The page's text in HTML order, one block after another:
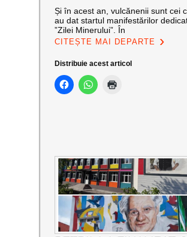
Și în acest an, vulcănenii sunt cei
au dat startul manifestărilor
”Zilei Minerului”. În
CITEȘTE MAI DEPARTE
Distribuie acest articol